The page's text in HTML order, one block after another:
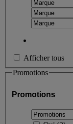
Afficher tous
Promotions
Promotions